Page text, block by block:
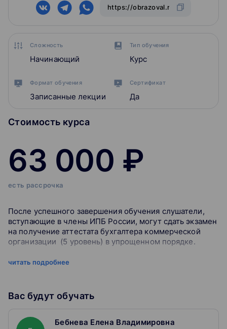
Сложность
Начинающий
Тип обучения
Курс
Формат обучения
Записанные лекции
Сертификат
Да
Стоимость курса
63 000 ₽
есть рассрочка
После успешного завершения обучения слушатели,
вступающие в члены ИПБ России, могут сдать экзамен
на получение аттестата бухгалтера коммерческой
организации (5 уровень) в упрощенном порядке.
Обучение проводится в учебно-образовательной
с применением современных устройств. На учебном
портале размещаются учебно-методические
слушателей.
читать подробнее
Вас будут обучать
Бебнева Елена Владимировна